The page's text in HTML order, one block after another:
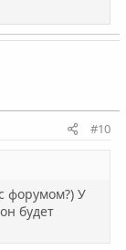
#10
форумом?) У
будет